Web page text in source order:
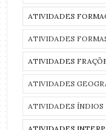
ATIVIDADES
ATIVIDADES
ATIVIDADES
ATIVIDADES
ATIVIDADES ÍNDIOS